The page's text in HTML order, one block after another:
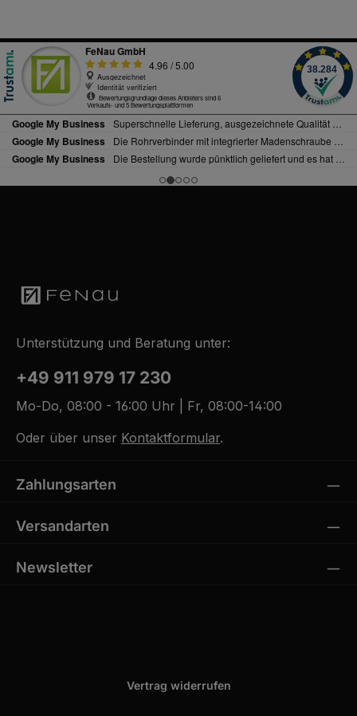
Unterstützung und Beratung unter:
+49 911 979 17 230
Mo-Do, 08:00 - 16:00 Uhr | Fr, 08:00-14:00
Oder über unser Kontaktformular.
Zahlungsarten
Versandarten
Newsletter
Vertrag widerrufen